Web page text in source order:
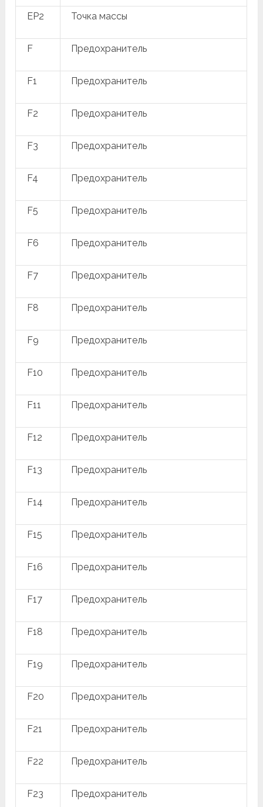
EP2 Точка массы
F Предохранитель
F1 Предохранитель
F2 Предохранитель
F3 Предохранитель
F4 Предохранитель
F5 Предохранитель
F6 Предохранитель
F7 Предохранитель
F8 Предохранитель
F9 Предохранитель
F10 Предохранитель
F11 Предохранитель
F12 Предохранитель
F13 Предохранитель
F14 Предохранитель
F15 Предохранитель
F16 Предохранитель
F17 Предохранитель
F18 Предохранитель
F19 Предохранитель
F20 Предохранитель
F21 Предохранитель
F22 Предохранитель
F23 Предохранитель